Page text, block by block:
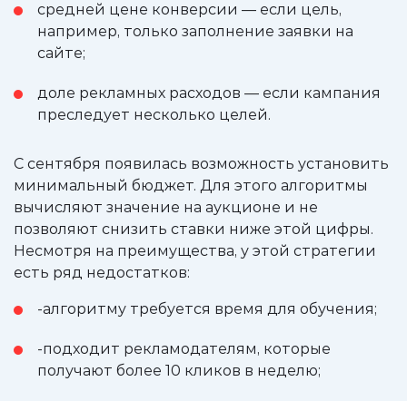
средней цене конверсии — если цель,
например, только заполнение заявки на
сайте;
доле рекламных расходов — если кампания
преследует несколько целей.
С сентября появилась возможность установить
минимальный бюджет. Для этого алгоритмы
вычисляют значение на аукционе и не
позволяют снизить ставки ниже этой цифры.
Несмотря на преимущества, у этой стратегии
есть ряд недостатков:
-алгоритму требуется время для обучения;
-подходит рекламодателям, которые
получают более 10 кликов в неделю;